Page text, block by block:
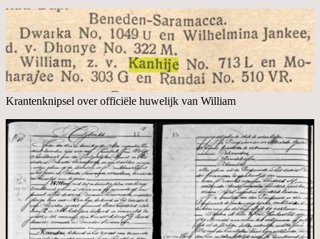
Krantenknipsel over officiële huwelijk van William